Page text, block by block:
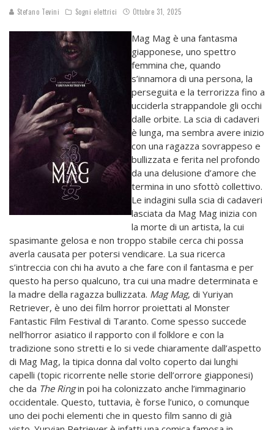
Stefano Tevini Sogni elettrici Ottobre 31, 2025
Mag Mag è una fantasma
giapponese, uno spettro
femmina che, quando
s’innamora di una persona, la
perseguita e la terrorizza fino a
ucciderla strappandole gli occhi
dalle orbite. La scia di cadaveri
è lunga, ma sembra avere inizio
con una ragazza sovrappeso e
bullizzata e ferita nel profondo
da una delusione d’amore che
termina in uno sfottò collettivo.
Le indagini sulla scia di cadaveri
lasciata da Mag Mag inizia con
la morte di un artista, la cui
spasimante gelosa e non troppo stabile cerca chi possa
averla causata per potersi vendicare. La sua ricerca
s’intreccia con chi ha avuto a che fare con il fantasma e per
questo ha perso qualcuno, tra cui una madre determinata e
la madre della ragazza bullizzata. Mag Mag, di Yuriyan
Retriever, è uno dei film horror proiettati al Monster
Fantastic Film Festival di Taranto. Come spesso succede
nell’horror asiatico il rapporto con il folklore e con la
tradizione sono stretti e lo si vede chiaramente dall’aspetto
di Mag Mag, la tipica donna dal volto coperto dai lunghi
capelli (topic ricorrente nelle storie dell’orrore giapponesi)
che da The Ringin poi ha colonizzato anche l’immaginario
occidentale. Questo, tuttavia, è forse l’unico, o comunque
uno dei pochi elementi che in questo film sanno di già